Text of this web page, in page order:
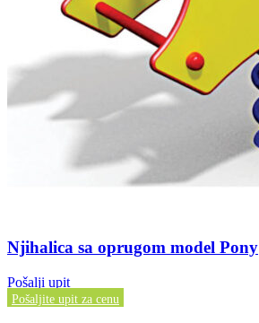
Njihalica sa oprugom model Pony
Pošalji upit
Pošaljite upit za cenu